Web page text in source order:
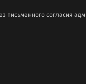
согласия